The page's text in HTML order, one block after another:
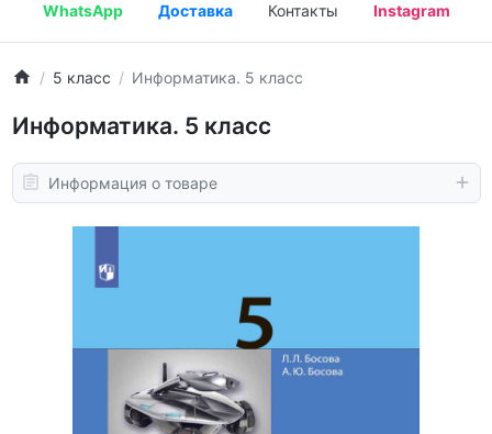
WhatsApp Доставка Контакты Instagram
5 класс Информатика. 5 класс
Информатика. 5 класс
Информация о товаре